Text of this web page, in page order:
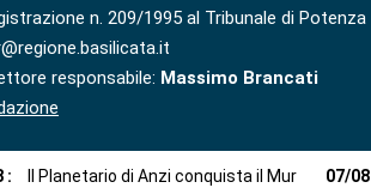
n. 209/1995 al Tribunale di Potenza
responsabile: Massimo Brancati
: Il Planetario di Anzi conquista il Mur 07/08